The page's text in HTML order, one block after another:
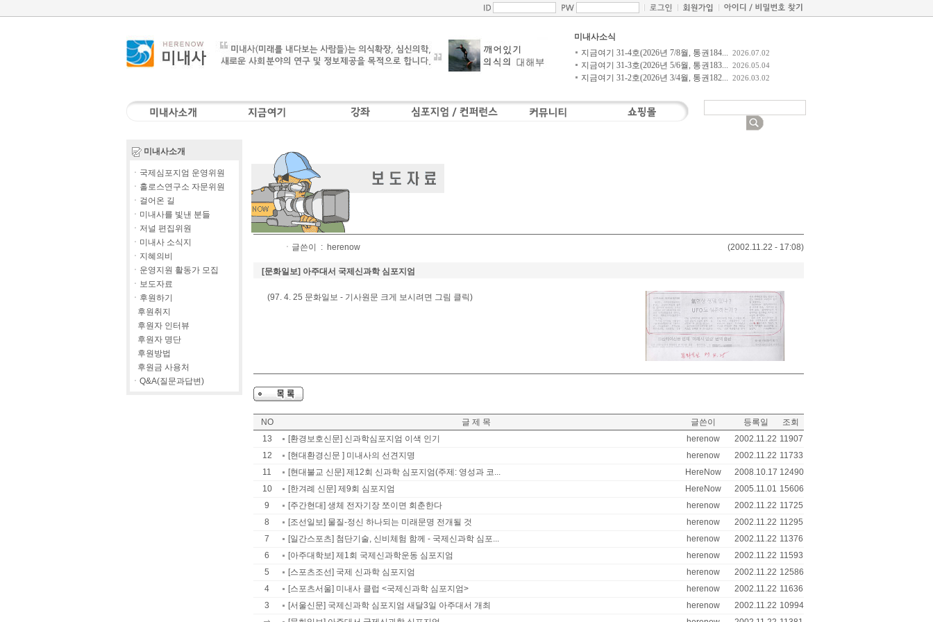
미내사소식
지금여기 31-4호(2026년 7/8월, 통권184... 2026.07.02
지금여기 31-3호(2026년 5/6월, 통권183... 2026.05.04
지금여기 31-2호(2026년 3/4월, 통권182... 2026.03.02
미내사소개
ㆍ국제심포지엄 운영위원
ㆍ홀로스연구소 자문위원
ㆍ걸어온 길
ㆍ미내사를 빛낸 분들
ㆍ저널 편집위원
ㆍ미내사 소식지
ㆍ지혜의비
ㆍ운영지원 활동가 모집
ㆍ보도자료
ㆍ후원하기
후원취지
후원자 인터뷰
후원자 명단
후원방법
후원금 사용처
ㆍQ&A(질문과답변)
ㆍ글쓴이 : herenow (2002.11.22 - 17:08)
[문화일보] 아주대서 국제신과학 심포지엄
(97. 4. 25 문화일보 - 기사원문 크게 보시려면 그림 클릭)
NO 글 제 목 글쓴이 등록일
조회
13
[환경보호신문] 신과학심포지엄 이색 인기 herenow 2002.11.22 11907
12
[현대환경신문 ] 미내사의 선견지명 herenow 2002.11.22 11733
11
[현대불교 신문] 제12회 신과학 심포지엄(주제: 영성과 코... HereNow 2008.10.17 12490
10
[한겨례 신문] 제9회 심포지엄 HereNow 2005.11.01 15606
9
[주간현대] 생체 전자기장 쪼이면 회춘한다 herenow 2002.11.22 11725
8
[조선일보] 물질-정신 하나되는 미래문명 전개될 것 herenow 2002.11.22 11295
7
[일간스포츠] 첨단기술, 신비체험 함께 - 국제신과학 심포... herenow 2002.11.22 11376
6
[아주대학보] 제1회 국제신과학운동 심포지엄 herenow 2002.11.22 11593
5
[스포츠조선] 국제 신과학 심포지엄 herenow 2002.11.22 12586
4
[스포츠서울] 미내사 클럽 <국제신과학 심포지엄> herenow 2002.11.22 11636
3
[서울신문] 국제신과학 심포지엄 새달3일 아주대서 개최 herenow 2002.11.22 10994